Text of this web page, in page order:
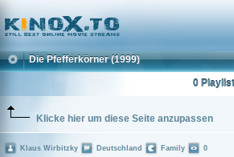
Home
Die Pfefferkörner (1999)
0
Klicke hier um diese Seite anzupassen
Klaus Wirbitzky Deutschland Family 0